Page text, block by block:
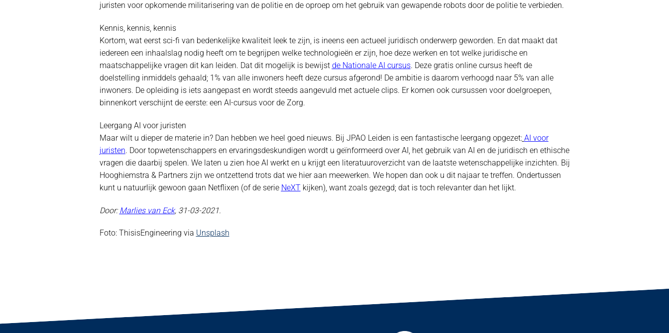
juristen voor opkomende militarisering van de politie en de oproep om het gebruik van gewapende robots door de politie te verbieden.
Kennis, kennis, kennis
Kortom, wat eerst sci-fi van bedenkelijke kwaliteit leek te zijn, is ineens een actueel juridisch onderwerp geworden. En dat maakt dat
iedereen een inhaalslag nodig heeft om te begrijpen welke technologieën er zijn, hoe deze werken en tot welke juridische en
maatschappelijke vragen dit kan leiden. Dat dit mogelijk is bewijst de Nationale AI cursus. Deze gratis online cursus heeft de
doelstelling inmiddels gehaald; 1% van alle inwoners heeft deze cursus afgerond! De ambitie is daarom verhoogd naar 5% van alle
inwoners. De opleiding is iets aangepast en wordt steeds aangevuld met actuele clips. Er komen ook cursussen voor doelgroepen,
binnenkort verschijnt de eerste: een AI-cursus voor de Zorg.
Leergang AI voor juristen
Maar wilt u dieper de materie in? Dan hebben we heel goed nieuws. Bij JPAO Leiden is een fantastische leergang opgezet: AI voor
juristen. Door topwetenschappers en ervaringsdeskundigen wordt u geïnformeerd over AI, het gebruik van AI en de juridisch en ethische
vragen die daarbij spelen. We laten u zien hoe AI werkt en u krijgt een literatuuroverzicht van de laatste wetenschappelijke inzichten. Bij
Hooghiemstra & Partners zijn we ontzettend trots dat we hier aan meewerken. We hopen dan ook u dit najaar te treffen. Ondertussen
kunt u natuurlijk gewoon gaan Netflixen (of de serie NeXTkijken), want zoals gezegd; dat is toch relevanter dan het lijkt.
Door:Marlies van Eck, 31-03-2021.
Foto: ThisisEngineering via Unsplash